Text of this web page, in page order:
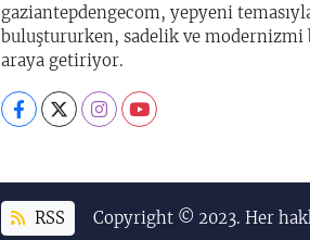
gaziantepdengecom, yepyeni
buluştururken, sadelik ve modernizmi
araya getiriyor.
RSS Copyright © 2023. Her